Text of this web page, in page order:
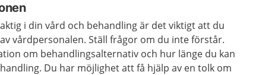
i din vård och behandling är det viktigt att du
vårdpersonalen. Ställ frågor om du inte förstår.
om behandlingsalternativ och hur länge du kan
Du har möjlighet att få hjälp av en tolk om